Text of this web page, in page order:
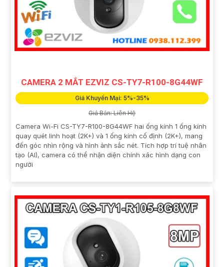
CAMERA 2 MẮT EZVIZ CS-TY7-R100-8G44WF
Giá Khuyến Mại: 5%-35%
Giá Bán: Liên Hệ
Camera Wi-Fi CS-TY7-R100-8G44WF hai ống kính 1 ống kính
quay quét linh hoạt (2K+) và 1 ống kính cố định (2K+), mang
đến góc nhìn rộng và hình ảnh sắc nét. Tích hợp trí tuệ nhân
tạo (AI), camera có thể nhận diện chính xác hình dạng con
người